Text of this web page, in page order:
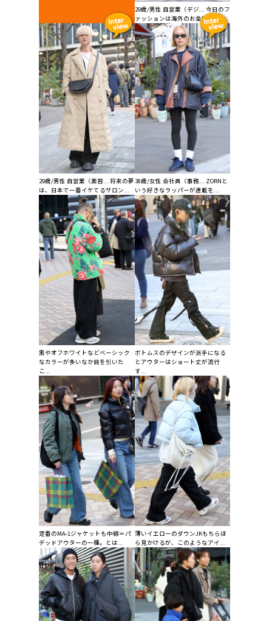
29歳/男性 自営業（デジ... 今日のフ
ァッションは海外のお金持ちを...
29歳/男性 自営業（美容... 将来の夢
は、日本で一番イケてるサロン...
38歳/女性 会社員（事務... ZORNと
いう好きなラッパーが連載を...
黒やオフホワイトなどベーシック
なカラーが多いなか目を引いた
こ...
ボトムスのデザインが派手になる
とアウターはショート丈が流行
す...
定番のMA-1ジャケットも中綿＝パ
デッドアウターの一種。とは...
薄いイエローのダウンJKもちらほ
ら見かけるが、このようなアイ...